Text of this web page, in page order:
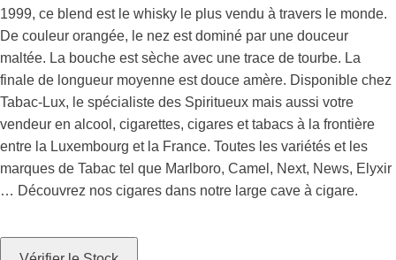
1999, ce blend est le whisky le plus vendu à travers le monde.
De couleur orangée, le nez est dominé par une douceur
maltée. La bouche est sèche avec une trace de tourbe. La
finale de longueur moyenne est douce amère. Disponible chez
Tabac-Lux, le spécialiste des Spiritueux mais aussi votre
vendeur en alcool, cigarettes, cigares et tabacs à la frontière
entre la Luxembourg et la France. Toutes les variétés et les
marques de Tabac tel que Marlboro, Camel, Next, News, Elyxir
… Découvrez nos cigares dans notre large cave à cigare.